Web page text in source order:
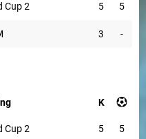
Cup 2 5 5
3 -
K
Cup 2 5 5